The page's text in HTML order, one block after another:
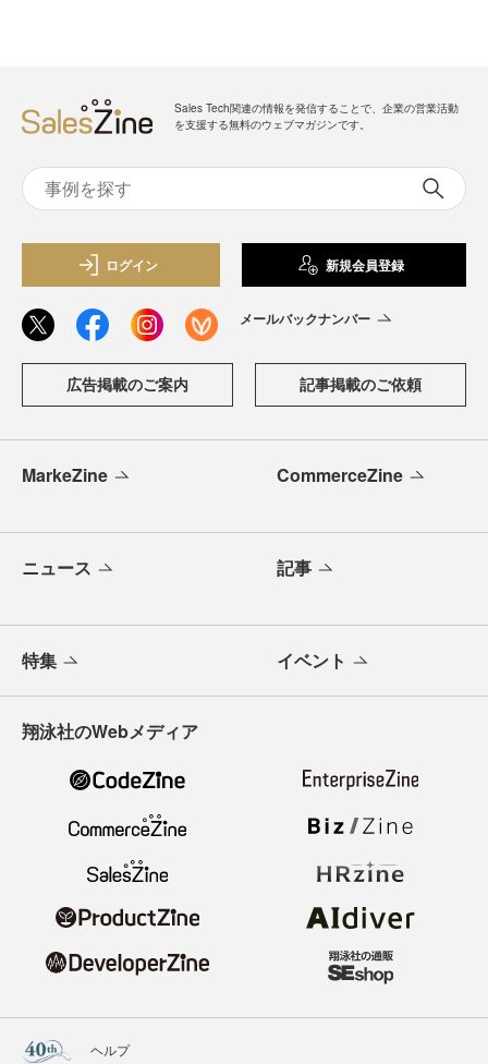
Sales Tech関連の情報を発信することで、企業の営業活動
を支援する無料のウェブマガジンです。
ログイン 新規会員登録
メールバックナンバー
広告掲載のご案内 記事掲載のご依頼
MarkeZine CommerceZine
ニュース 記事
特集 イベント
翔泳社のWebメディア
ヘルプ